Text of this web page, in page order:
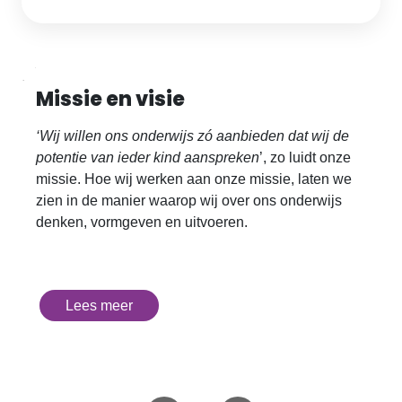
Missie en visie
‘Wij willen ons onderwijs zó aanbieden dat wij de
potentie van ieder kind aanspreken’, zo luidt onze
missie. Hoe wij werken aan onze missie, laten we
zien in de manier waarop wij over ons onderwijs
denken, vormgeven en uitvoeren.
Lees meer